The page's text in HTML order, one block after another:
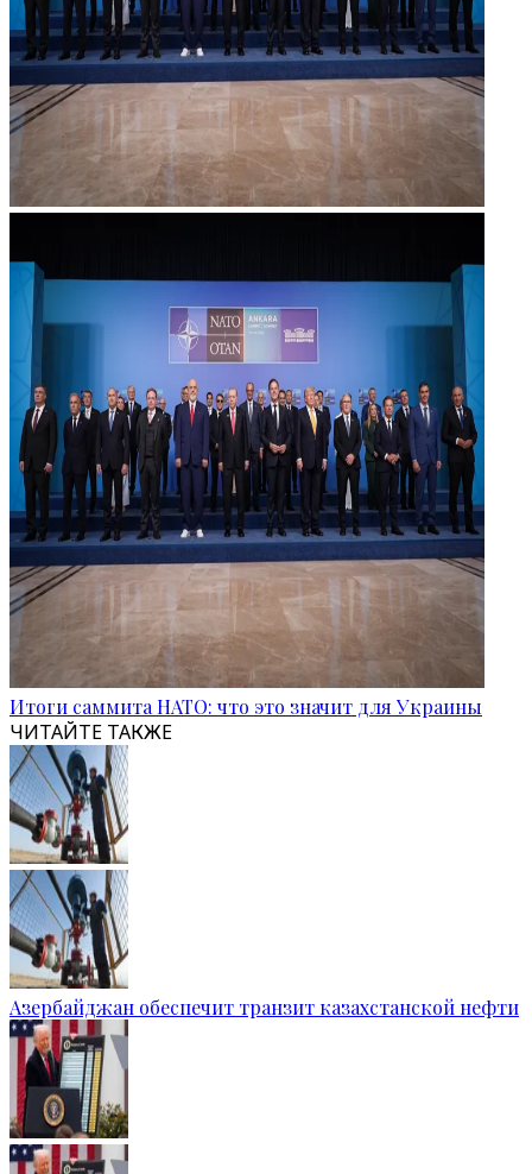
Итоги саммита НАТО: что это значит для Украины
ЧИТАЙТЕ ТАКЖЕ
Азербайджан обеспечит транзит казахстанской нефти